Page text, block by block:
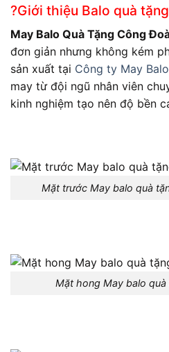
?Giới thiệu Balo quà
May Balo Quà Tặng Công
đơn giản nhưng không kém
sản xuất tại Công ty May
may từ đội ngũ nhân viên
kinh nghiệm tạo nên độ bền
Mặt trước May balo quà
Mặt hong May balo